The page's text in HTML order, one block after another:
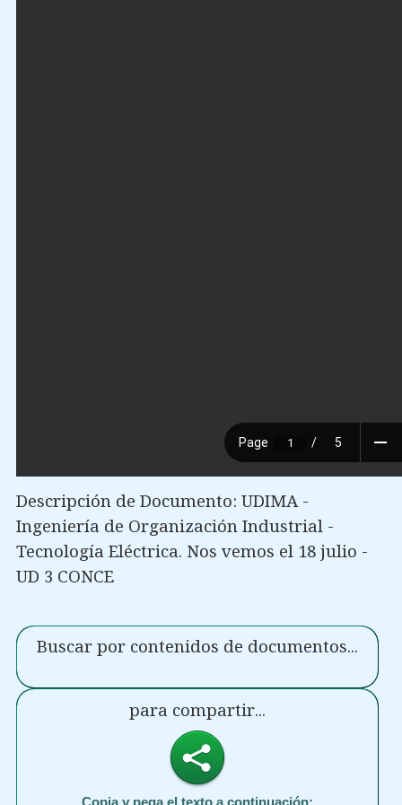
Descripción de Documento: UDIMA -
Ingeniería de Organización Industrial -
Tecnología Eléctrica. Nos vemos el 18 julio -
UD 3 CONCE
Buscar por contenidos de documentos...
para compartir...